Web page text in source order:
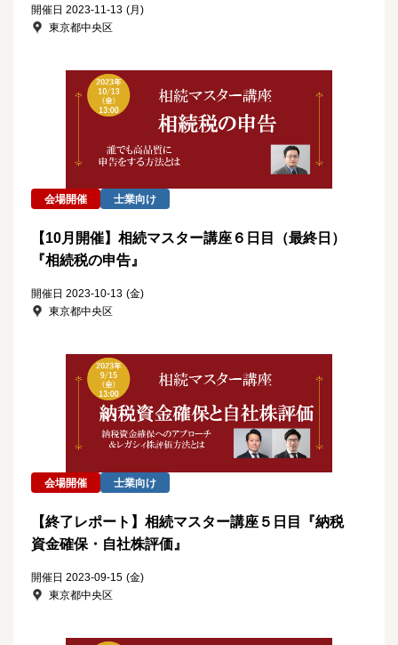
開催日 2023-11-13 (月)
東京都中央区
会場開催 士業向け
【10月開催】相続マスター講座６日目（最終日）
『相続税の申告』
開催日 2023-10-13 (金)
東京都中央区
会場開催 士業向け
【終了レポート】相続マスター講座５日目『納税
資金確保・自社株評価』
開催日 2023-09-15 (金)
東京都中央区